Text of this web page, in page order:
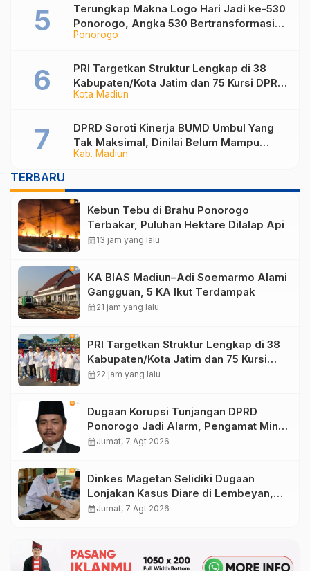
Ponorogo
Terungkap Makna Logo Hari Jadi ke-530
Ponorogo, Angka 530 Bertransformasi
Jadi Sekar Kinanthi
Kota Madiun
PRI Targetkan Struktur Lengkap di 38
Kabupaten/Kota Jatim dan 75 Kursi DPR
RI pada Pemilu 2029
Kab. Madiun
DPRD Soroti Kinerja BUMD Umbul Yang
Tak Maksimal, Dinilai Belum Mampu
Hasilkan PAD
TERBARU
Kebun Tebu di Brahu Ponorogo
Terbakar, Puluhan Hektare Dilalap Api
calendar_month13 jam yang lalu
KA BIAS Madiun–Adi Soemarmo Alami
Gangguan, 5 KA Ikut Terdampak
calendar_month21 jam yang lalu
PRI Targetkan Struktur Lengkap di 38
Kabupaten/Kota Jatim dan 75 Kursi
DPR RI pada Pemilu 2029
calendar_month22 jam yang lalu
Dugaan Korupsi Tunjangan DPRD
Ponorogo Jadi Alarm, Pengamat Minta
Magetan Perkuat Tata Kelola
calendar_monthJumat, 7 Agt 2026
Dinkes Magetan Selidiki Dugaan
Lonjakan Kasus Diare di Lembeyan,
Lakukan Penyelidikan Epidemiologi
calendar_monthJumat, 7 Agt 2026